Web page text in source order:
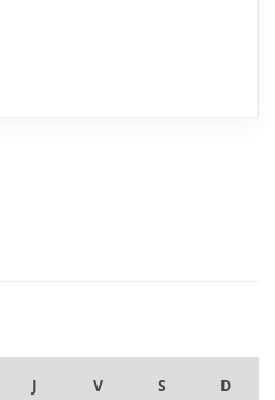
J V S D